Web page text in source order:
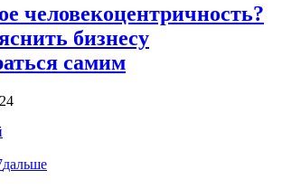
человеко­центричность?
бизнесу
самим
дальше